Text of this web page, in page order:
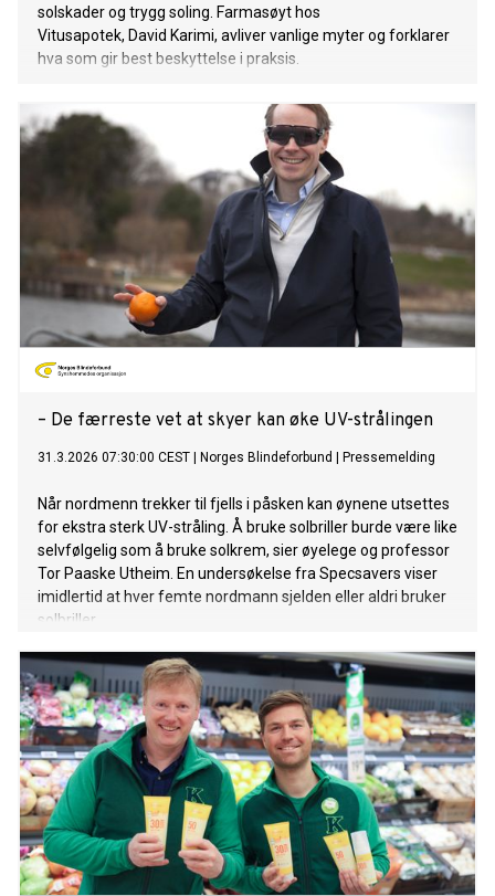
solskader og trygg soling. Farmasøyt hos
Vitusapotek, David Karimi, avliver vanlige myter og forklarer
hva som gir best beskyttelse i praksis.
– De færreste vet at skyer kan øke UV-strålingen
31.3.2026 07:30:00 CEST Norges Blindeforbund Pressemelding
Når nordmenn trekker til fjells i påsken kan øynene utsettes
for ekstra sterk UV-stråling. Å bruke solbriller burde være like
selvfølgelig som å bruke solkrem, sier øyelege og professor
Tor Paaske Utheim. En undersøkelse fra Specsavers viser
imidlertid at hver femte nordmann sjelden eller aldri bruker
solbriller.